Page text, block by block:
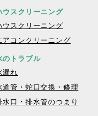
ウスクリーニング
ウスクリーニング
アコンクリーニング
のトラブル
漏れ
道管・蛇口交換・修理
水口・排水管のつまり